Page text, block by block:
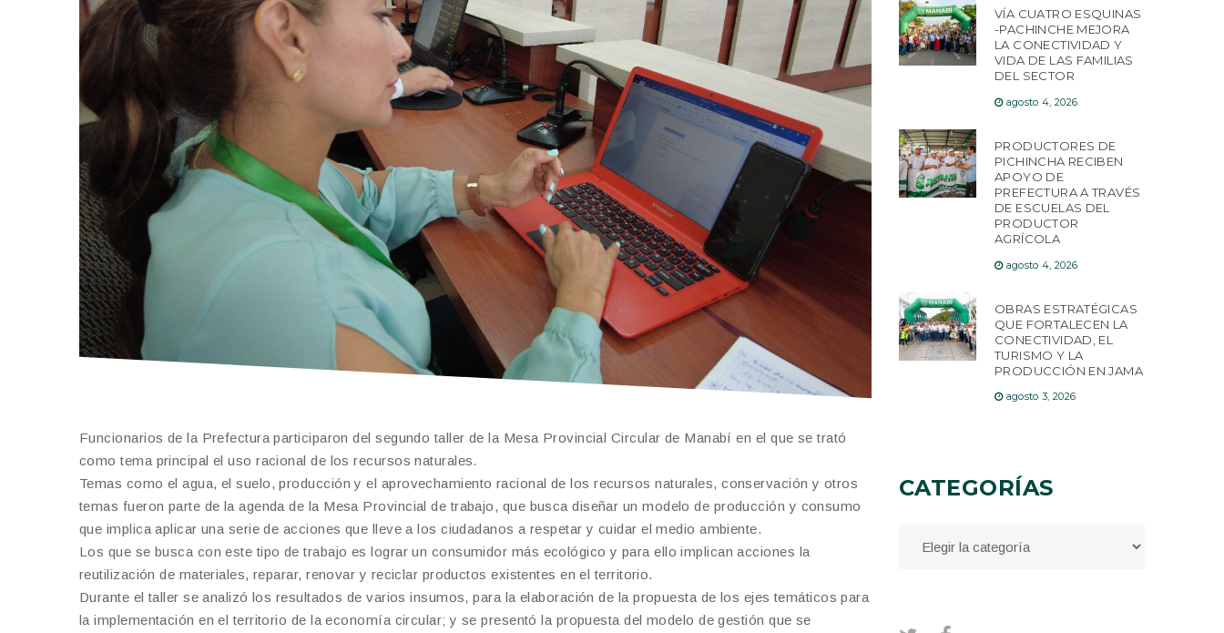
Funcionarios de la Prefectura participaron del segundo taller de la Mesa Provincial Circular de Manabí en el que se trató
como tema principal el uso racional de los recursos naturales.
Temas como el agua, el suelo, producción y el aprovechamiento racional de los recursos naturales, conservación y otros
temas fueron parte de la agenda de la Mesa Provincial de trabajo, que busca diseñar un modelo de producción y consumo
que implica aplicar una serie de acciones que lleve a los ciudadanos a respetar y cuidar el medio ambiente.
Los que se busca con este tipo de trabajo es lograr un consumidor más ecológico y para ello implican acciones la
reutilización de materiales, reparar, renovar y reciclar productos existentes en el territorio.
Durante el taller se analizó los resultados de varios insumos, para la elaboración de la propuesta de los ejes temáticos para
la implementación en el territorio de la economía circular; y se presentó la propuesta del modelo de gestión que se
VÍA CUATRO ESQUINAS
-PACHINCHE MEJORA
LA CONECTIVIDAD Y
VIDA DE LAS FAMILIAS
DEL SECTOR
agosto 4, 2026
PRODUCTORES DE
PICHINCHA RECIBEN
APOYO DE
PREFECTURA A TRAVÉS
DE ESCUELAS DEL
PRODUCTOR
AGRÍCOLA
agosto 4, 2026
OBRAS ESTRATÉGICAS
QUE FORTALECEN LA
CONECTIVIDAD, EL
TURISMO Y LA
PRODUCCIÓN EN JAMA
agosto 3, 2026
CATEGORÍAS